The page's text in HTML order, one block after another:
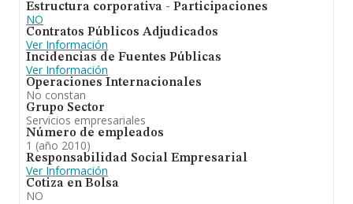
Estructura corporativa - Participaciones
NO
Contratos Públicos Adjudicados
Ver Información
Incidencias de Fuentes Públicas
Ver Información
Operaciones Internacionales
No constan
Grupo Sector
Servicios empresariales
Número de empleados
1 (año 2010)
Responsabilidad Social Empresarial
Ver Información
Cotiza en Bolsa
NO